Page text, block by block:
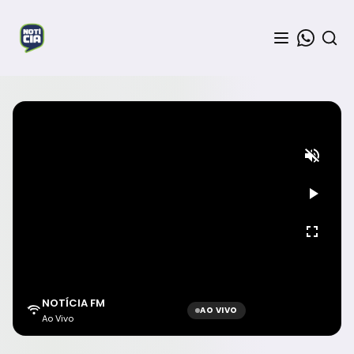
NOTÍCIA FM
Ao Vivo
AO VIVO